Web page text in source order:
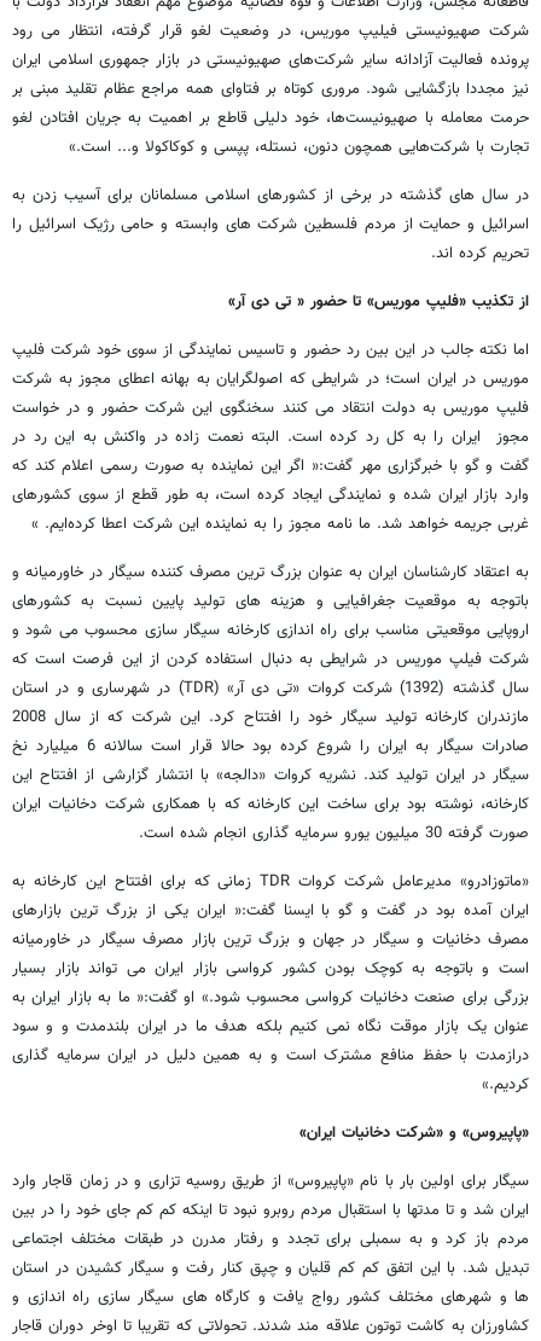
شرکت صهیونیستی فیلیپ موریس، در وضعیت لغو قرار گرفته، انتظار می ‌رود
پرونده فعالیت آزادانه سایر شرکت‌های صهیونیستی در بازار جمهوری اسلامی ایران
نیز مجددا بازگشایی شود. مروری کوتاه بر فتاوای همه مراجع عظام تقلید مبنی بر
حرمت معامله با صهیونیست‌ها، خود دلیلی قاطع بر اهمیت به جریان افتادن لغو
تجارت با شرکت‌هایی همچون دنون، نستله، پپسی و کوکاکولا و... است.»
در سال های گذشته در برخی از کشورهای اسلامی مسلمانان برای آسیب زدن به
اسرائیل و حمایت از مردم فلسطین شرکت های وابسته و حامی رژیک اسرائیل را
تحریم کرده اند.
از تکذیب «فلیپ موریس» تا حضور « تی دی آر»
اما نکته جالب در این بین رد حضور و تاسیس نمایندگی از سوی خود شرکت فلیپ
موریس در ایران است؛ در شرایطی که اصولگرایان به بهانه اعطای مجوز به شرکت
فلیپ موریس به دولت انتقاد می کنند سخنگوی این شرکت حضور و در خواست
مجوز ایران را به کل رد کرده است. البته نعمت زاده در واکنش به این رد در
گفت و گو با خبرگزاری مهر گفت:« اگر این نماینده به صورت رسمی اعلام کند که
وارد بازار ایران شده و نمایندگی ایجاد کرده است، به طور قطع از سوی کشورهای
غربی جریمه خواهد شد. ما نامه مجوز را به نماینده این شرکت اعطا کرده‌ایم. »
به اعتقاد کارشناسان ایران به عنوان بزرگ ترین مصرف کننده سیگار در خاورمیانه و
باتوجه به موقعیت جغرافیایی و هزینه های تولید پایین نسبت به کشورهای
اروپایی موقعیتی مناسب برای راه اندازی کارخانه سیگار سازی محسوب می شود و
شرکت فیلپ موریس در شرایطی به دنبال استفاده کردن از این فرصت است که
سال گذشته (1392) شرکت کروات «تی دی آر» (TDR) در شهرساری و در استان
مازندران کارخانه تولید سیگار خود را افتتاح کرد. این شرکت که از سال 2008
صادرات سیگار به ایران را شروع کرده بود حالا قرار است سالانه 6 میلیارد نخ
سیگار در ایران تولید کند. نشریه کروات «دالجه» با انتشار گزارشی از افتتاح این
کارخانه، نوشته بود برای ساخت این کارخانه که با همکاری شرکت دخانیات ایران
صورت گرفته 30 میلیون یورو سرمایه گذاری انجام شده است.
«ماتوزادرو» مدیرعامل شرکت کروات TDR زمانی که برای افتتاح این کارخانه به
ایران آمده بود در گفت و گو با ایسنا گفت:« ایران یکی از بزرگ ترین بازارهای
مصرف دخانیات و سیگار در جهان و بزرگ ترین بازار مصرف سیگار در خاورمیانه
است و باتوجه به کوچک بودن کشور کرواسی بازار ایران می تواند بازار بسیار
بزرگی برای صنعت دخانیات کرواسی محسوب شود.» او گفت:« ما به بازار ایران به
عنوان یک بازار موقت نگاه نمی کنیم بلکه هدف ما در ایران بلندمدت و و سود
درازمدت با حفظ منافع مشترک است و به همین دلیل در ایران سرمایه گذاری
کردیم.»
«پاپیروس» و «شرکت دخانیات ایران»
سیگار برای اولین بار با نام «پاپیروس» از طریق روسیه تزاری و در زمان قاجار وارد
ایران شد و تا مدتها با استقبال مردم روبرو نبود تا اینکه کم کم جای خود را در بین
مردم باز کرد و به سمبلی برای تجدد و رفتار مدرن در طبقات مختلف اجتماعی
تبدیل شد. با این اتفق کم کم قلیان و چپق کنار رفت و سیگار کشیدن در استان
ها و شهرهای مختلف کشور رواج یافت و کارگاه های سیگار سازی راه اندازی و
کشاورزان به کاشت توتون علاقه مند شدند. تحولاتی که تقریبا تا اوخر دوران قاجار